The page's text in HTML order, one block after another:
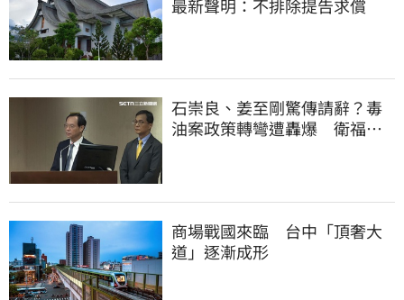
最新聲明：不排除提告求償
石崇良、姜至剛驚傳請辭？毒
油案政策轉彎遭轟爆 衛福部
商場戰國來臨 台中「頂奢大
道」逐漸成形